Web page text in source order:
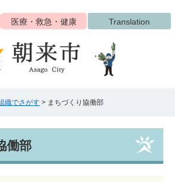
医療・救急・健康 Translation
織でさがす > まちづくり協働部
働部